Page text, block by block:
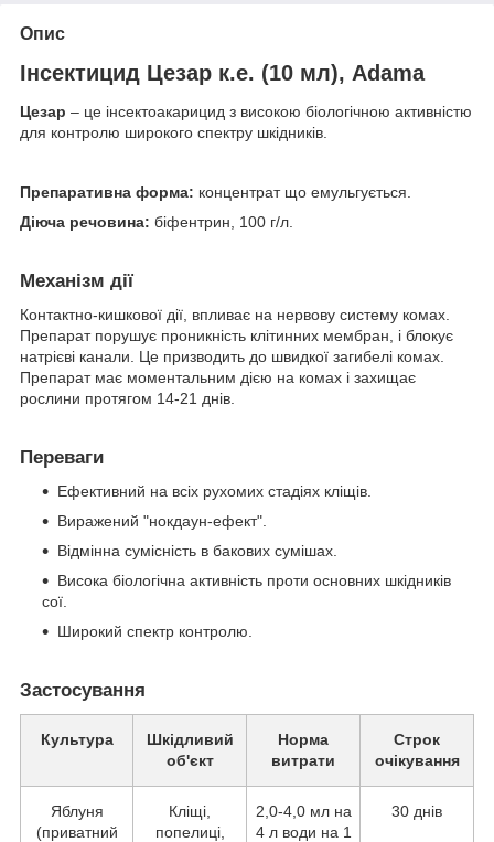
Опис
Інсектицид Цезар к.е. (10 мл), Adama
Цезар – це інсектоакарицид з високою біологічною активністю
для контролю широкого спектру шкідників.
Препаративна форма: концентрат що емульгується.
Діюча речовина: біфентрин, 100 г/л.
Механізм дії
Контактно-кишкової дії, впливає на нервову систему комах.
Препарат порушує проникність клітинних мембран, і блокує
натрієві канали. Це призводить до швидкої загибелі комах.
Препарат має моментальним дією на комах і захищає
рослини протягом 14-21 днів.
Переваги
Ефективний на всіх рухомих стадіях кліщів.
Виражений "нокдаун-ефект".
Відмінна сумісність в бакових сумішах.
Висока біологічна активність проти основних шкідників
сої.
Широкий спектр контролю.
Застосування
Культура
Шкідливий
об'єкт
Норма
витрати
Строк
очікування
Яблуня
(приватний
Кліщі,
попелиці,
2,0-4,0 мл на
4 л води на 1
30 днів